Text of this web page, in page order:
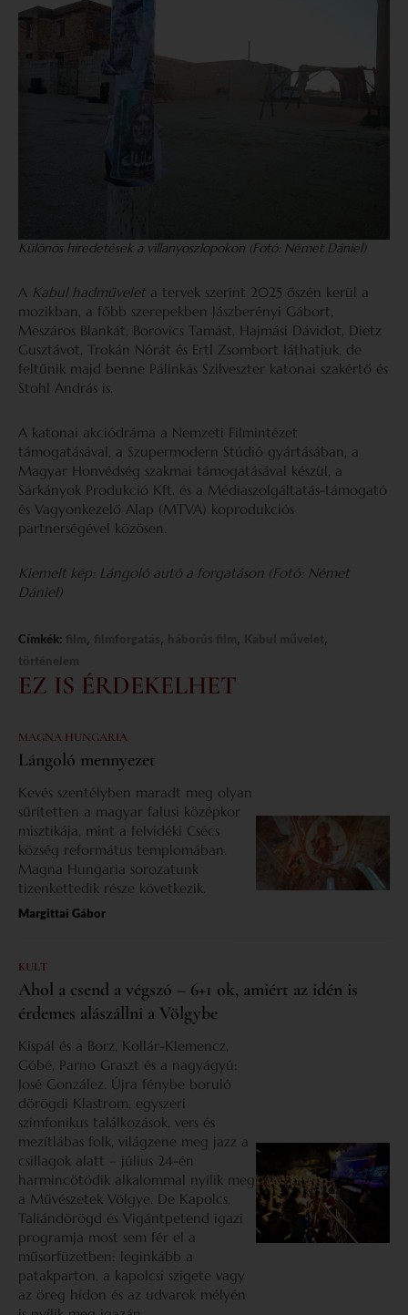
Különös hiredetések a villanyoszlopokon (Fotó: Német Dániel)
A Kabul hadművelet a tervek szerint 2025 őszén kerül a
mozikban, a főbb szerepekben Jászberényi Gábort,
Mészáros Blankát, Borovics Tamást, Hajmási Dávidot, Dietz
Gusztávot, Trokán Nórát és Ertl Zsombort láthatjuk, de
feltűnik majd benne Pálinkás Szilveszter katonai szakértő és
Stohl András is.
A katonai akciódráma a Nemzeti Filmintézet
támogatásával, a Szupermodern Stúdió gyártásában, a
Magyar Honvédség szakmai támogatásával készül, a
Sárkányok Produkció Kft. és a Médiaszolgáltatás-támogató
és Vagyonkezelő Alap (MTVA) koprodukciós
partnerségével közösen.
Kiemelt kép: Lángoló autó a forgatáson (Fotó: Német
Dániel)
Címkék: , , , ,
EZ IS ÉRDEKELHET
MAGNA HUNGARIA
Lángoló mennyezet
Kevés szentélyben maradt meg olyan
sűrítetten a magyar falusi középkor
misztikája, mint a felvidéki Csécs
község református templomában.
Magna Hungaria sorozatunk
tizenkettedik része következik.
Margittai Gábor
KULT
Ahol a csend a végszó – 6+1 ok, amiért az idén is
érdemes alászállni a Völgybe
Kispál és a Borz, Kollár-Klemencz,
Góbé, Parno Graszt és a nagyágyú:
José González. Újra fénybe boruló
dörögdi Klastrom, egyszeri
szimfonikus találkozások, vers és
mezítlábas folk, világzene meg jazz a
csillagok alatt – július 24-én
harmincötödik alkalommal nyílik meg
a Művészetek Völgye. De Kapolcs,
Taliándörögd és Vigántpetend igazi
programja most sem fér el a
műsorfüzetben: leginkább a
patakparton, a kapolcsi szigete vagy
az öreg hídon és az udvarok mélyén